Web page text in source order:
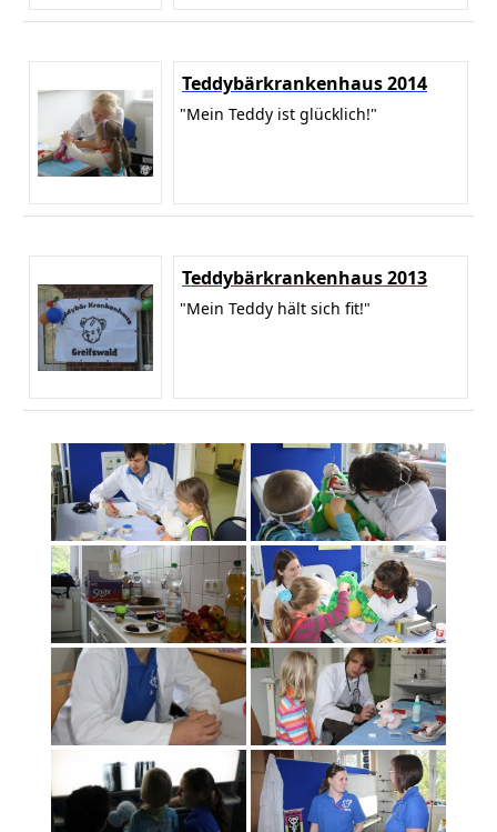
Teddybärkrankenhaus 2014
"Mein Teddy ist glücklich!"
Teddybärkrankenhaus 2013
"Mein Teddy hält sich fit!"